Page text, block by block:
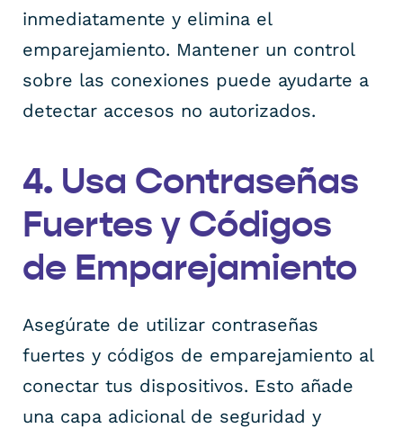
inmediatamente y elimina el
emparejamiento. Mantener un control
sobre las conexiones puede ayudarte a
detectar accesos no autorizados.
4. Usa Contraseñas
Fuertes y Códigos
de Emparejamiento
Asegúrate de utilizar contraseñas
fuertes y códigos de emparejamiento al
conectar tus dispositivos. Esto añade
una capa adicional de seguridad y